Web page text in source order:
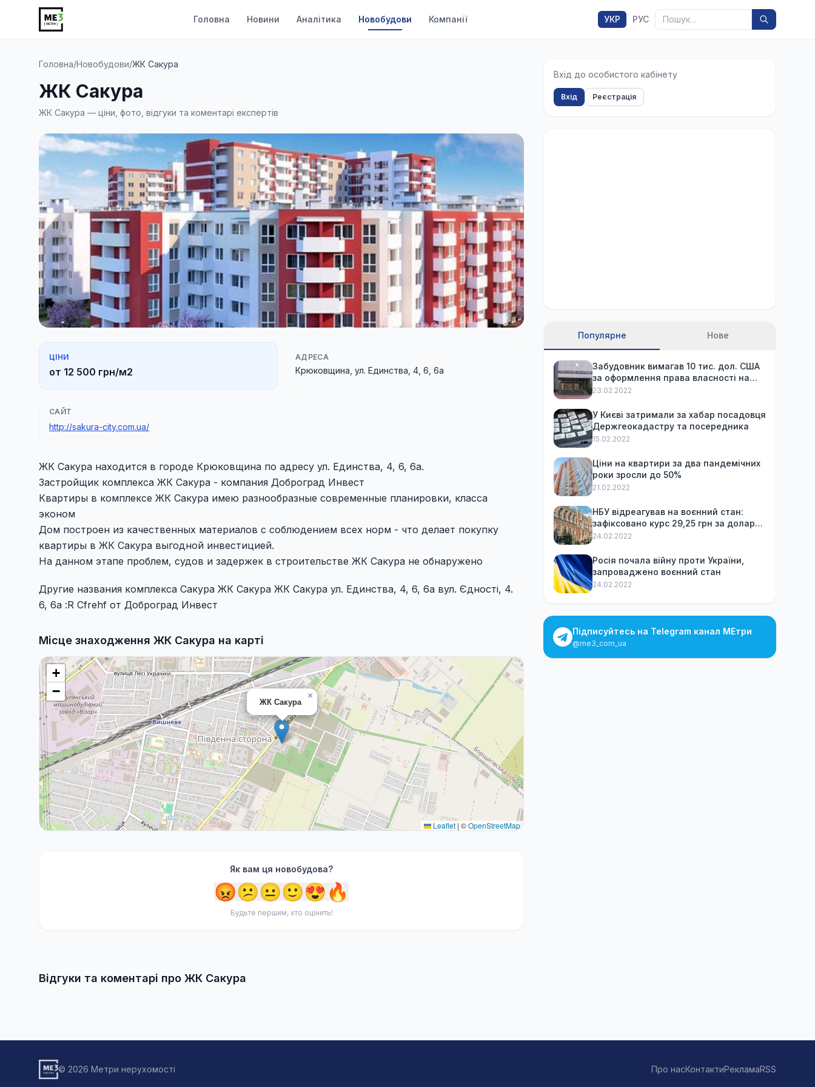
Головна Новини Аналітика Новобудови Компанії УКР РУС Пошук
Головна/Новобудови/ЖК Сакура
ЖК Сакура
ЖК Сакура — ціни, фото, відгуки та коментарі експертів
ЦІНИ
от 12 500 грн/м2
АДРЕСА
Крюковщина, ул. Единства, 4, 6, 6а
САЙТ
http://sakura-city.com.ua/
ЖК Сакура находится в городе Крюковщина по адресу ул. Единства, 4, 6, 6а.
Застройщик комплекса ЖК Сакура - компания Доброград Инвест
Квартиры в комплексе ЖК Сакура имею разнообразные современные планировки, класса
эконом
Дом построен из качественных материалов с соблюдением всех норм - что делает покупку
квартиры в ЖК Сакура выгодной инвестицией.
На данном этапе проблем, судов и задержек в строительстве ЖК Сакура не обнаружено
Другие названия комплекса Сакура ЖК Сакура ЖК Сакура ул. Единства, 4, 6, 6а вул. Єдності, 4.
6, 6а :R Cfrehf от Доброград Инвест
Місце знаходження ЖК Сакура на карті
ЖК Сакура
×
+
−
Leaflet | ©OpenStreetMap
Як вам ця новобудова?
😡😕😐🙂😍🔥
Будьте першим, хто оцінить!
Відгуки та коментарі про ЖК Сакура
Вхід до особистого кабінету
Вхід Реєстрація
Популярне Нове
Забудовник вимагав 10 тис. дол. США
за оформлення права власності на
вже куплену квартиру
23.02.2022
У Києві затримали за хабар посадовця
Держгеокадастру та посередника
15.02.2022
Ціни на квартири за два пандемічних
роки зросли до 50%
21.02.2022
НБУ відреагував на воєнний стан:
зафіксовано курс 29,25 грн за долар
та обмежив зняття готівки
24.02.2022
Росія почала війну проти України,
запроваджено воєнний стан
24.02.2022
Підписуйтесь на Telegram канал МЕтри
@me3_com_ua
© 2026 Метри нерухомості Про насКонтактиРекламаRSS